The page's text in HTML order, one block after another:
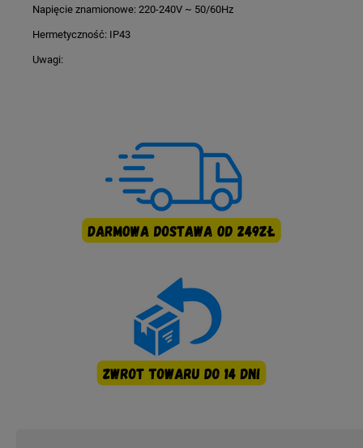
Napięcie znamionowe: 220-240V ~ 50/60Hz
Hermetyczność: IP43
Uwagi: